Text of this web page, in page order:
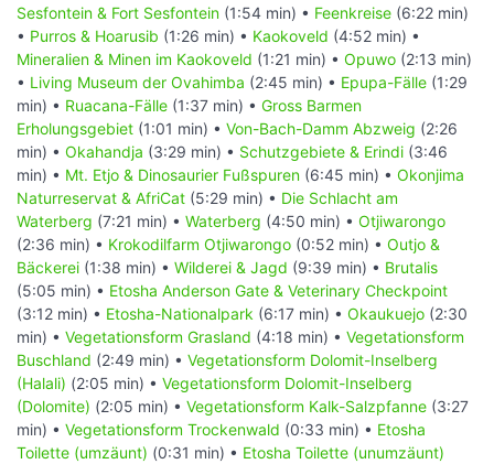
Sesfontein & Fort Sesfontein (1:54 min) • Feenkreise (6:22 min)
• Purros & Hoarusib (1:26 min) • Kaokoveld (4:52 min) •
Mineralien & Minen im Kaokoveld (1:21 min) • Opuwo (2:13 min)
• Living Museum der Ovahimba (2:45 min) • Epupa-Fälle (1:29
min) • Ruacana-Fälle (1:37 min) • Gross Barmen
Erholungsgebiet (1:01 min) • Von-Bach-Damm Abzweig (2:26
min) • Okahandja (3:29 min) • Schutzgebiete & Erindi (3:46
min) • Mt. Etjo & Dinosaurier Fußspuren (6:45 min) • Okonjima
Naturreservat & AfriCat (5:29 min) • Die Schlacht am
Waterberg (7:21 min) • Waterberg (4:50 min) • Otjiwarongo
(2:36 min) • Krokodilfarm Otjiwarongo (0:52 min) • Outjo &
Bäckerei (1:38 min) • Wilderei & Jagd (9:39 min) • Brutalis
(5:05 min) • Etosha Anderson Gate & Veterinary Checkpoint
(3:12 min) • Etosha-Nationalpark (6:17 min) • Okaukuejo (2:30
min) • Vegetationsform Grasland (4:18 min) • Vegetationsform
Buschland (2:49 min) • Vegetationsform Dolomit-Inselberg
(Halali) (2:05 min) • Vegetationsform Dolomit-Inselberg
(Dolomite) (2:05 min) • Vegetationsform Kalk-Salzpfanne (3:27
min) • Vegetationsform Trockenwald (0:33 min) • Etosha
Toilette (umzäunt) (0:31 min) • Etosha Toilette (unumzäunt)